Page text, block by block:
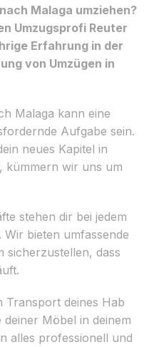
Malaga umziehen?
Umzugsprofi Reuter
Erfahrung in der
von Umzügen in
Malaga kann eine
Aufgabe sein.
neues Kapitel in
kümmern wir uns um
stehen dir bei jedem
bieten umfassende
sicherzustellen, dass
Transport deines Hab
Möbel in deinem
alles professionell und